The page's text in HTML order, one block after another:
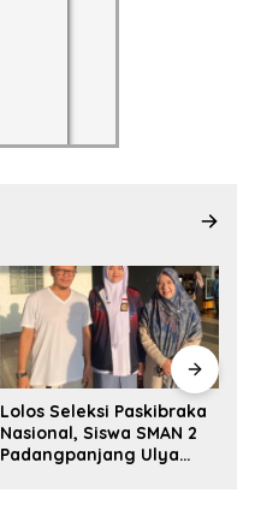
Lolos Seleksi Paskibraka
Nasional, Siswa SMAN 2
Padangpanjang Ulya